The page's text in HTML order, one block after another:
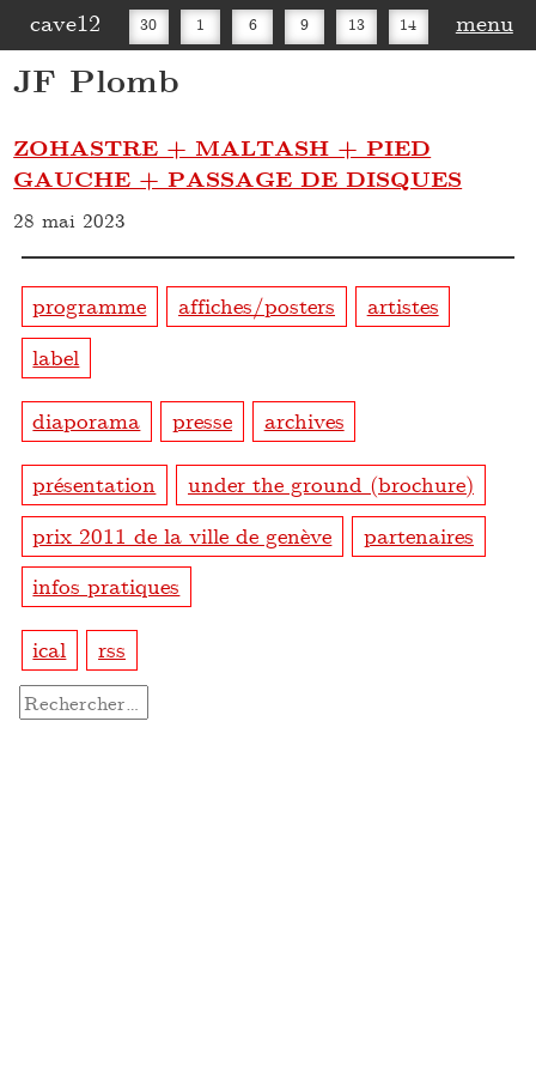
cave12 30 1 6 9 13 14 menu
JF Plomb
ZOHASTRE + MALTASH + PIED
GAUCHE + PASSAGE DE DISQUES
28 mai 2023
programme affiches/posters
artistes
label
diaporama presse archives
présentation
under the ground (brochure)
prix 2011 de la ville de genève
partenaires
infos pratiques
ical rss
Rechercher :